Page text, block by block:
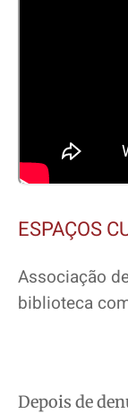
ESPAÇOS
Associação
biblioteca
Depois de